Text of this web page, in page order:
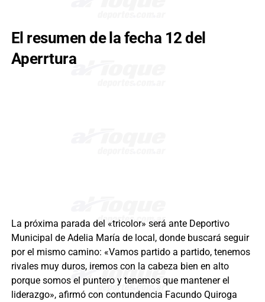
El resumen de la fecha 12 del
Aperrtura
La próxima parada del «tricolor» será ante Deportivo
Municipal de Adelia María de local, donde buscará seguir
por el mismo camino: «Vamos partido a partido, tenemos
rivales muy duros, iremos con la cabeza bien en alto
porque somos el puntero y tenemos que mantener el
liderazgo», afirmó con contundencia Facundo Quiroga